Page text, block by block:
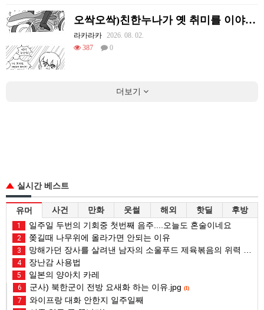
오싹오싹)친한누나가 옛 취미를 이야기하는 만화.manhwa
라카라카 2026. 08. 02.
387
0
더보기
실시간 베스트
유머 사건 만화 웃썰 해외 핫딜 후방
1 일주일 두번의 기회중 첫번째 음주....오늘도 혼술이네요
2 쫒길때 나무위에 올라가면 안되는 이유
3 망해가던 장사를 살려낸 남자의 소울푸드 제육볶음의 위력 ㅋㅋ
4 장난감 사용법
5 일본의 양아치 카레
6 군사) 북한군이 전방 요새화 하는 이유.jpg (1)
7 와이프랑 대화 안한지 일주일째